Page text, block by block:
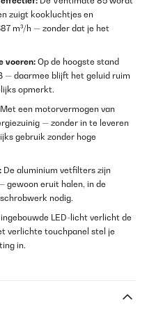
zuigt kookluchtjes en
m³/h — zonder dat je het
voeren: Op de hoogste stand
— daarmee blijft het geluid ruim
opmerkt.
Met een motorvermogen van
— zonder in te leveren
gebruik zonder hoge
De aluminium vetfilters zijn
gewoon eruit halen, in de
nodig.
LED-licht verlicht de
verlichte touchpanel stel je
in.